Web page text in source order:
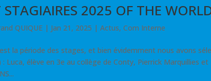
STAGIAIRES 2025 OF THE
QUIQUE | Jan 21, 2025 |Actus,Com Interne
la période des stages, et bien évidemment nous avons
: Luca, élève en 3e au collège de Conty, Pierrick Marquillies